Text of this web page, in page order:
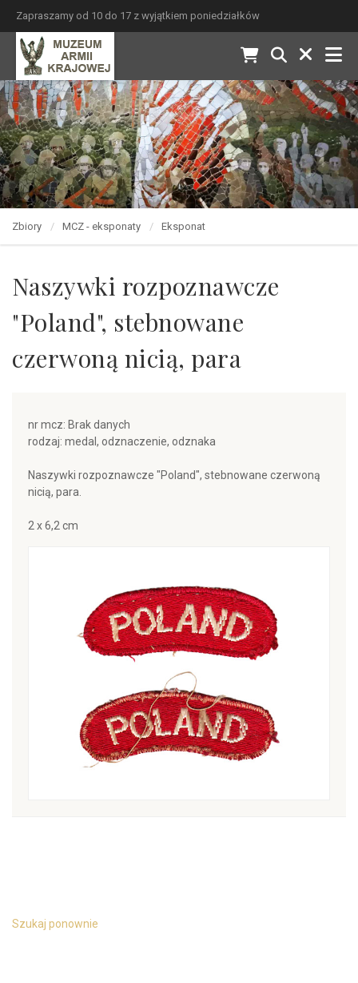
Zapraszamy od 10 do 17 z wyjątkiem poniedziałków
Zbiory MCZ - eksponaty Eksponat
Naszywki rozpoznawcze
"Poland", stebnowane
czerwoną nicią, para
nr mcz: Brak danych
rodzaj: medal, odznaczenie, odznaka
Naszywki rozpoznawcze "Poland", stebnowane czerwoną
nicią, para.
2 x 6,2 cm
Szukaj ponownie